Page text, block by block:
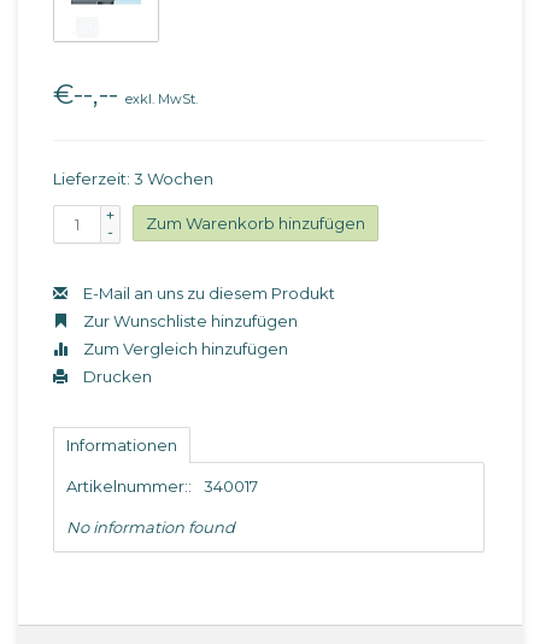
€--,-- exkl. MwSt.
Lieferzeit: 3 Wochen
+
-
Zum Warenkorb hinzufügen
E-Mail an uns zu diesem Produkt
Zur Wunschliste hinzufügen
Zum Vergleich hinzufügen
Drucken
Informationen
Artikelnummer:: 340017
No information found